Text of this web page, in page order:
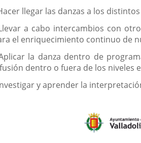
llegar las danzas a los
a cabo intercambios con
el enriquecimiento continuo de
la danza dentro de
dentro o fuera de los niveles
y aprender la